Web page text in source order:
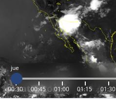
jue
00:30 00:45 01:00 01:15 01:30